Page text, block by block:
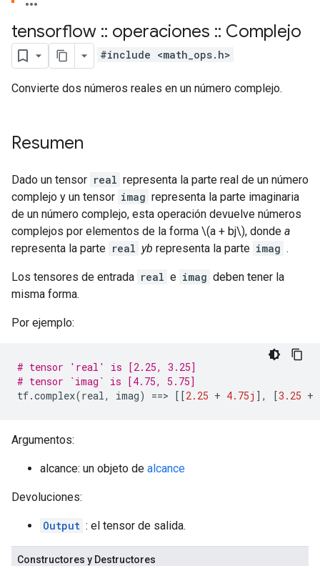
tensorflow :: operaciones :: Complejo
#include <math_ops.h>
Convierte dos números reales en un número complejo.
Resumen
Dado un tensor real representa la parte real de un número
complejo y un tensor imag representa la parte imaginaria
de un número complejo, esta operación devuelve números
complejos por elementos de la forma \(a + bj\), donde a
representa la parte real yb representa la parte imag .
Los tensores de entrada real e imag deben tener la
misma forma.
Por ejemplo:
# tensor 'real' is [2.25, 3.25]
# tensor `imag` is [4.75, 5.75]
tf.complex(real, imag) ==> [[2.25 + 4.75j ], [3.25 +
Argumentos:
alcance: un objeto de alcance
Devoluciones:
Output : el tensor de salida.
Constructores y Destructores